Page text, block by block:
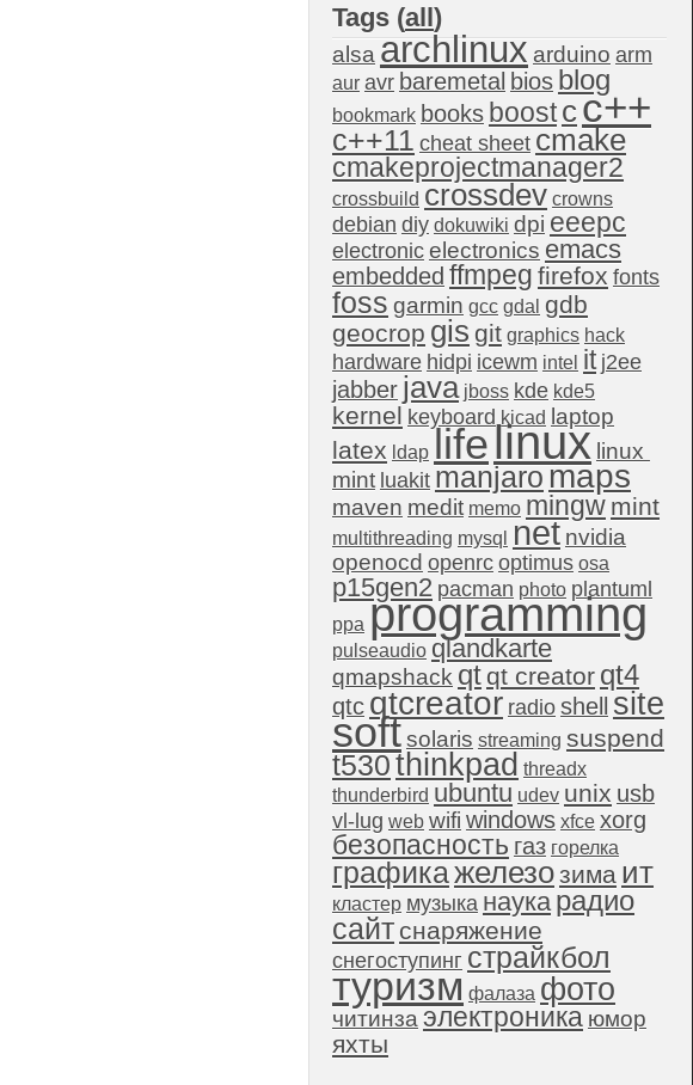
Tags (all)
alsaarchlinux arduino arm
aur avr baremetal bios blog
bookmark books boost cc++
c++11 cheat sheet cmake
cmakeprojectmanager2
crossbuild crossdev crowns
debian diy dokuwiki dpi eeepc
electronic electronics emacs
embedded ffmpeg firefox fonts
foss garmin gcc gdal gdb
geocrop gis git graphics hack
hardware hidpi icewm intel it j2ee
jabber java jboss kde kde5
kernel keyboard kicad laptop
latex ldap lifelinux linux
mint luakit manjaromaps
maven medit memo mingw mint
multithreading mysql net nvidia
openocd openrc optimus osa
p15gen2 pacman photo plantuml
ppa programming
pulseaudio qlandkarte
qmapshack qt qt creator qt4
qtc qtcreator radio shell site
softsolaris streaming suspend
t530thinkpad threadx
thunderbird ubuntu udev unix usb
vl-lug web wifi windows xfce xorg
безопасность газ горелка
графикажелезозима ит
кластер музыка наука радио
сайт снаряжение
снегоступинг страйкбол
туризм фалаза фото
читинзаэлектроника юмор
яхты